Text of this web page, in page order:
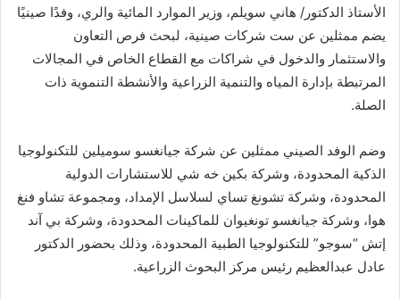
الأستاذ الدكتور/ هاني سويلم، وزير الموارد المائية والري، وفدًا صينيًا
يضم ممثلين عن ست شركات صينية، لبحث فرص التعاون
والاستثمار والدخول في شراكات مع القطاع الخاص في المجالات
المرتبطة بإدارة المياه والتنمية الزراعية والأنشطة التنموية ذات
الصلة.
وضم الوفد الصيني ممثلين عن شركة جيانغسو سوميلين للتكنولوجيا
الذكية المحدودة، وشركة بكين خه شي للاستشارات الدولية
المحدودة، وشركة تشونغ تساي لسلاسل الإمداد، ومجموعة تشاو فنغ
هوا، وشركة جيانغسو تونغيوان للماكينات المحدودة، وشركة بي آند
إتش “سوجو” للتكنولوجيا الطبية المحدودة، وذلك بحضور الدكتور
عادل عبدالعظيم رئيس مركز البحوث الزراعية.